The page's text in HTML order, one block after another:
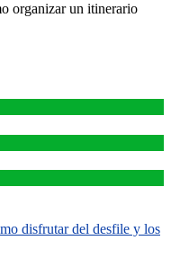
organizar un itinerario
disfrutar del desfile y los